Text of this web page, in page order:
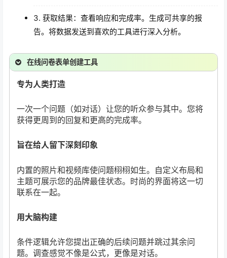
3. 获取结果：查看响应和完成率。生成可共享的报
告。将数据发送到喜欢的工具进行深入分析。
在线问卷表单创建工具
专为人类打造
一次一个问题（如对话）让您的听众参与其中。您将
获得更周到的回复和更高的完成率。
旨在给人留下深刻印象
内置的照片和视频库使问题栩栩如生。自定义布局和
主题可展示您的品牌最佳状态。时尚的界面将这一切
联系在一起。
用大脑构建
条件逻辑允许您提出正确的后续问题并跳过其余问
题。调查感觉不像是公式，更像是对话。